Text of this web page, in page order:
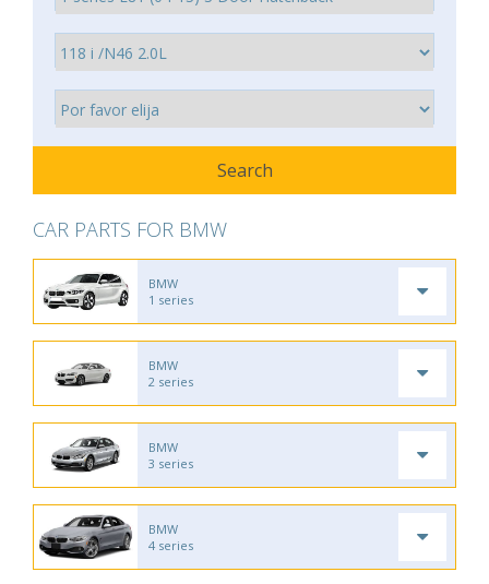
CAR PARTS FOR BMW
BMW
1 series
BMW
2 series
BMW
3 series
BMW
4 series